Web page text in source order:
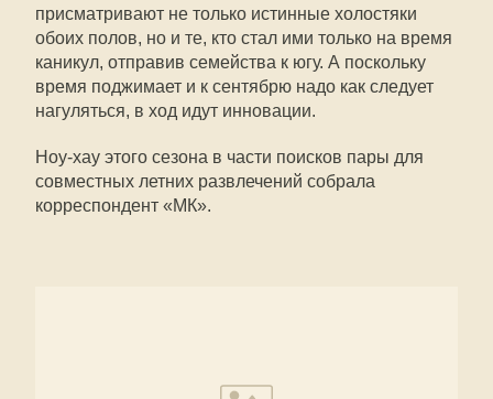
присматривают не только истинные холостяки
обоих полов, но и те, кто стал ими только на время
каникул, отправив семейства к югу. А поскольку
время поджимает и к сентябрю надо как следует
нагуляться, в ход идут инновации.
Ноу-хау этого сезона в части поисков пары для
совместных летних развлечений собрала
корреспондент «МК».